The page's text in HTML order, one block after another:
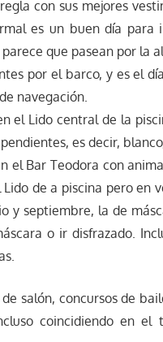
con sus mejores
es un buen día para
que pasean por la
por el barco, y es el
navegación.
el Lido central de la
es decir,
el Bar Teodora con
de a piscina pero en
y septiembre, la de
o ir disfrazado.
salón, concursos de
coincidiendo en el